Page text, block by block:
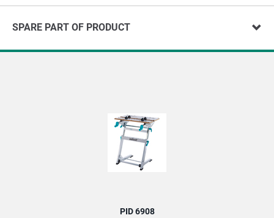
SPARE PART OF PRODUCT
PID 6908